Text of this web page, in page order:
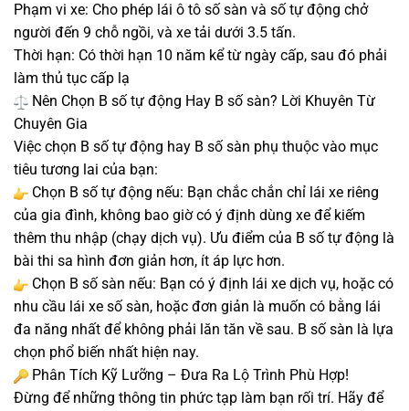
Phạm vi xe: Cho phép lái ô tô số sàn và số tự động chở
người đến 9 chỗ ngồi, và xe tải dưới 3.5 tấn.
Thời hạn: Có thời hạn 10 năm kể từ ngày cấp, sau đó phải
làm thủ tục cấp lạ
Nên Chọn B số tự động Hay B số sàn? Lời Khuyên Từ
Chuyên Gia
Việc chọn B số tự động hay B số sàn phụ thuộc vào mục
tiêu tương lai của bạn:
Chọn B số tự động nếu: Bạn chắc chắn chỉ lái xe riêng
của gia đình, không bao giờ có ý định dùng xe để kiếm
thêm thu nhập (chạy dịch vụ). Ưu điểm của B số tự động là
bài thi sa hình đơn giản hơn, ít áp lực hơn.
Chọn B số sàn nếu: Bạn có ý định lái xe dịch vụ, hoặc có
nhu cầu lái xe số sàn, hoặc đơn giản là muốn có bằng lái
đa năng nhất để không phải lăn tăn về sau. B số sàn là lựa
chọn phổ biến nhất hiện nay.
Phân Tích Kỹ Lưỡng – Đưa Ra Lộ Trình Phù Hợp!
Đừng để những thông tin phức tạp làm bạn rối trí. Hãy để